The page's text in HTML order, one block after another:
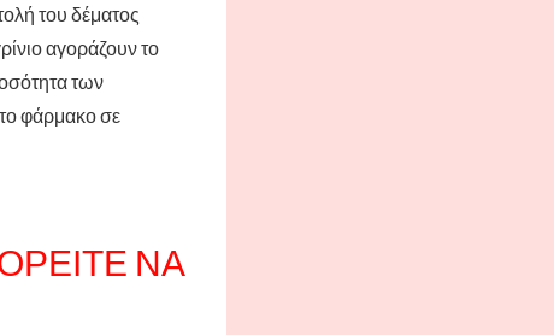
του δέματος
αγοράζουν το
των
φάρμακο σε
ΝΑ